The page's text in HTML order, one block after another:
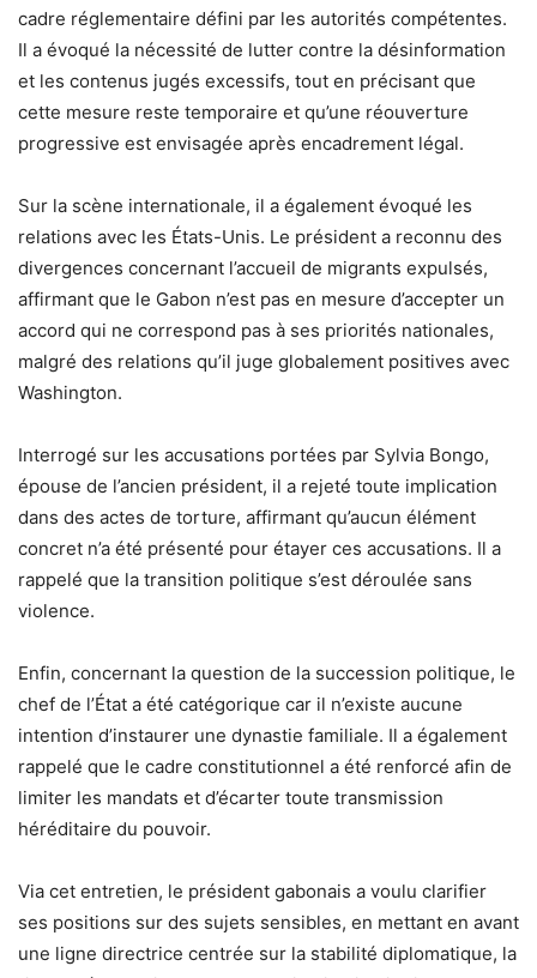
cadre réglementaire défini par les autorités compétentes.
Il a évoqué la nécessité de lutter contre la désinformation
et les contenus jugés excessifs, tout en précisant que
cette mesure reste temporaire et qu’une réouverture
progressive est envisagée après encadrement légal.
Sur la scène internationale, il a également évoqué les
relations avec les États-Unis. Le président a reconnu des
divergences concernant l’accueil de migrants expulsés,
affirmant que le Gabon n’est pas en mesure d’accepter un
accord qui ne correspond pas à ses priorités nationales,
malgré des relations qu’il juge globalement positives avec
Washington.
Interrogé sur les accusations portées par Sylvia Bongo,
épouse de l’ancien président, il a rejeté toute implication
dans des actes de torture, affirmant qu’aucun élément
concret n’a été présenté pour étayer ces accusations. Il a
rappelé que la transition politique s’est déroulée sans
violence.
Enfin, concernant la question de la succession politique, le
chef de l’État a été catégorique car il n’existe aucune
intention d’instaurer une dynastie familiale. Il a également
rappelé que le cadre constitutionnel a été renforcé afin de
limiter les mandats et d’écarter toute transmission
héréditaire du pouvoir.
Via cet entretien, le président gabonais a voulu clarifier
ses positions sur des sujets sensibles, en mettant en avant
une ligne directrice centrée sur la stabilité diplomatique, la